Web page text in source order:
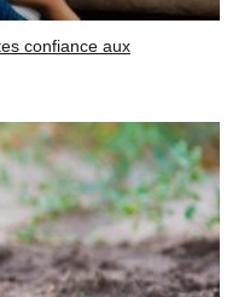
confiance aux